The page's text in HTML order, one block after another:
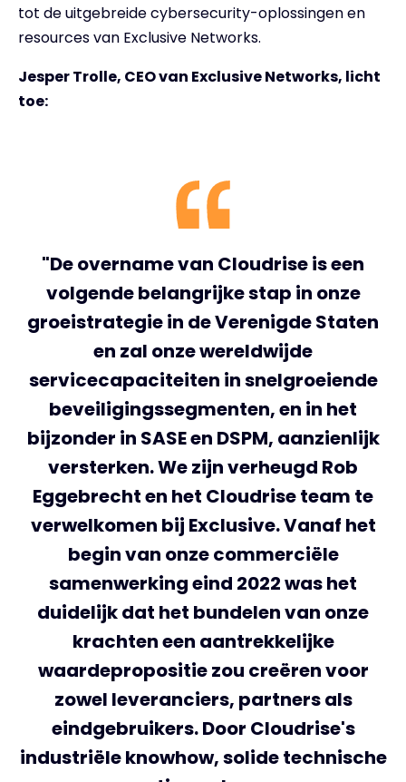
tot de uitgebreide cybersecurity-oplossingen en
resources van Exclusive Networks.
Jesper Trolle, CEO van Exclusive Networks, licht
toe:
"De overname van Cloudrise is een
volgende belangrijke stap in onze
groeistrategie in de Verenigde Staten
en zal onze wereldwijde
servicecapaciteiten in snelgroeiende
beveiligingssegmenten, en in het
bijzonder in SASE en DSPM, aanzienlijk
versterken. We zijn verheugd Rob
Eggebrecht en het Cloudrise team te
verwelkomen bij Exclusive. Vanaf het
begin van onze commerciële
samenwerking eind 2022 was het
duidelijk dat het bundelen van onze
krachten een aantrekkelijke
waardepropositie zou creëren voor
zowel leveranciers, partners als
eindgebruikers. Door Cloudrise's
industriële knowhow, solide technische